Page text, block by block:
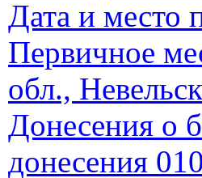
Дата и место
Первичное
обл.,
Донесения о
донесения